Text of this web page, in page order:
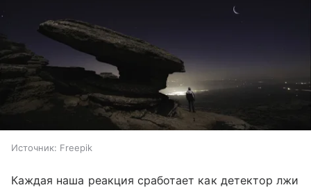
Источник: Freepik
Каждая наша реакция сработает как детектор лжи